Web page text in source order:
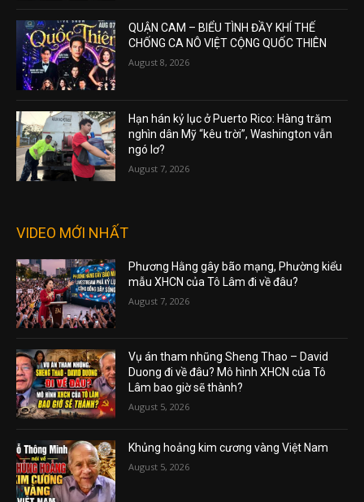
QUẬN CAM – BIỂU TÌNH ĐẦY KHÍ THẾ
CHỐNG CA NÔ VIỆT CỘNG QUỐC THIÊN
August 8, 2026
Hạn hán kỷ lục ở Puerto Rico: Hàng trăm
nghìn dân Mỹ “kêu trời”, Washington vẫn
ngó lơ?
August 7, 2026
VIDEO MỚI NHẤT
Phương Hằng gây bão mạng, Phường kiểu
mẫu XHCN của Tô Lâm đi về đâu?
August 7, 2026
Vụ án tham nhũng Sheng Thao – David
Duong đi về đâu? Mô hình XHCN của Tô
Lâm bao giờ sẽ thành?
August 5, 2026
Khủng hoảng kim cương vàng Việt Nam
August 5, 2026